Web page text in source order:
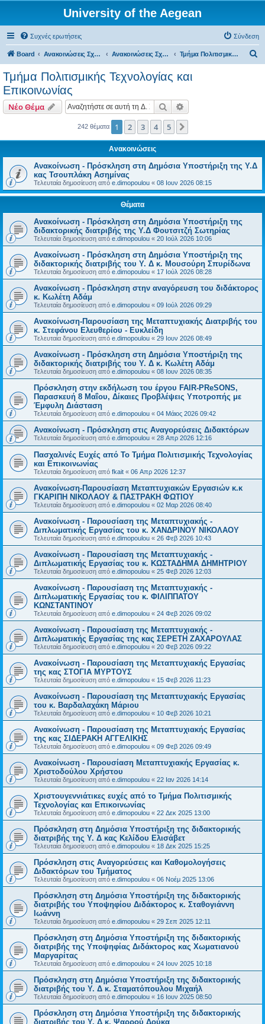
University of the Aegean
Συχνές ερωτήσεις Σύνδεση
Board Ανακοινώσεις Σχολών, Τμημάτων, Συλλόγων & Υπηρεσιών Ανακοινώσεις Σχολών & Τμημάτων (Μυτιλήνη) Τμήμα Πολιτισμικής Τεχνολογίας και Επικοινωνίας
η
Τμήμα Πολιτισμικής Τεχνολογίας και
Επικοινωνίας
Νέο Θέμα Αναζήτηση
242 θέματα 1 2 3 4 5
Ανακοινώσεις
Ανακοίνωση - Πρόσκληση στη Δημόσια Υποστήριξη της Υ.Δ
κας Τσουπλάκη Ασημίνας
Τελευταία δημοσίευση από e.dimopoulou « 08 Ιουν 2026 08:15
Θέματα
Ανακοίνωση - Πρόσκληση στη Δημόσια Υποστήριξη της
διδακτορικής διατριβής της Υ.Δ Φουτσιτζή Σωτηρίας
Τελευταία δημοσίευση από e.dimopoulou « 20 Ιούλ 2026 10:06
Ανακοίνωση - Πρόσκληση στη Δημόσια Υποστήριξη της
διδακτορικής διατριβής του Υ. Δ κ. Μουσούρη Σπυρίδωνα
Τελευταία δημοσίευση από e.dimopoulou « 17 Ιούλ 2026 08:28
Ανακοίνωση - Πρόσκληση στην αναγόρευση του διδάκτορος
κ. Κωλέτη Αδάμ
Τελευταία δημοσίευση από e.dimopoulou « 09 Ιούλ 2026 09:29
Ανακοίνωση-Παρουσίαση της Μεταπτυχιακής Διατριβής του
κ. Στεφάνου Ελευθερίου - Ευκλείδη
Τελευταία δημοσίευση από e.dimopoulou « 29 Ιουν 2026 08:49
Ανακοίνωση - Πρόσκληση στη Δημόσια Υποστήριξη της
διδακτορικής διατριβής του Υ. Δ κ. Κωλέτη Αδάμ
Τελευταία δημοσίευση από e.dimopoulou « 08 Ιουν 2026 08:35
Πρόσκληση στην εκδήλωση του έργου FAIR-PReSONS,
Παρασκευή 8 Μαΐου, Δίκαιες Προβλέψεις Υποτροπής με
Έμφυλη Διάσταση
Τελευταία δημοσίευση από e.dimopoulou « 04 Μάιος 2026 09:42
Ανακοίνωση - Πρόσκληση στις Αναγορεύσεις Διδακτόρων
Τελευταία δημοσίευση από e.dimopoulou « 28 Απρ 2026 12:16
Πασχαλινές Ευχές από Το Τμήμα Πολιτισμικής Τεχνολογίας
και Επικοινωνίας
Τελευταία δημοσίευση από fkait « 06 Απρ 2026 12:37
Ανακοίνωση-Παρουσίαση Μεταπτυχιακών Εργασιών κ.κ
ΓΚΑΡΙΠΗ ΝΙΚΟΛΑΟΥ & ΠΑΣΤΡΑΚΗ ΦΩΤΙΟΥ
Τελευταία δημοσίευση από e.dimopoulou « 02 Μαρ 2026 08:40
Ανακοίνωση - Παρουσίαση της Μεταπτυχιακής -
Διπλωματικής Εργασίας του κ. ΧΑΝΔΡΙΝΟΥ ΝΙΚΟΛΑΟΥ
Τελευταία δημοσίευση από e.dimopoulou « 26 Φεβ 2026 10:43
Ανακοίνωση - Παρουσίαση της Μεταπτυχιακής -
Διπλωματικής Εργασίας του κ. ΚΩΣΤΑΔΗΜΑ ΔΗΜΗΤΡΙΟΥ
Τελευταία δημοσίευση από e.dimopoulou « 25 Φεβ 2026 12:03
Ανακοίνωση - Παρουσίαση της Μεταπτυχιακής -
Διπλωματικής Εργασίας του κ. ΦΙΛΙΠΠΑΤΟΥ
ΚΩΝΣΤΑΝΤΙΝΟΥ
Τελευταία δημοσίευση από e.dimopoulou « 24 Φεβ 2026 09:02
Ανακοίνωση - Παρουσίαση της Μεταπτυχιακής -
Διπλωματικής Εργασίας της κας ΣΕΡΕΤΗ ΖΑΧΑΡΟΥΛΑΣ
Τελευταία δημοσίευση από e.dimopoulou « 20 Φεβ 2026 09:22
Ανακοίνωση - Παρουσίαση της Μεταπτυχιακής Εργασίας
της κας ΣΤΟΓΙΑ ΜΥΡΤΟΥΣ
Τελευταία δημοσίευση από e.dimopoulou « 15 Φεβ 2026 11:23
Ανακοίνωση - Παρουσίαση της Μεταπτυχιακής Εργασίας
του κ. Βαρδαλαχάκη Μάριου
Τελευταία δημοσίευση από e.dimopoulou « 10 Φεβ 2026 10:21
Ανακοίνωση - Παρουσίαση της Μεταπτυχιακής Εργασίας
της κας ΣΙΔΕΡΑΚΗ ΑΓΓΕΛΙΚΗΣ
Τελευταία δημοσίευση από e.dimopoulou « 09 Φεβ 2026 09:49
Ανακοίνωση - Παρουσίαση Μεταπτυχιακής Εργασίας κ.
Χριστοδούλου Χρήστου
Τελευταία δημοσίευση από e.dimopoulou « 22 Ιαν 2026 14:14
Χριστουγεννιάτικες ευχές από το Τμήμα Πολιτισμικής
Τεχνολογίας και Επικοινωνίας
Τελευταία δημοσίευση από e.dimopoulou « 22 Δεκ 2025 13:00
Πρόσκληση στη Δημόσια Υποστήριξη της διδακτορικής
διατριβής της Υ. Δ κας Κελίδου Ελισάβετ
Τελευταία δημοσίευση από e.dimopoulou « 18 Δεκ 2025 15:25
Πρόσκληση στις Αναγορεύσεις και Καθομολογήσεις
Διδακτόρων του Τμήματος
Τελευταία δημοσίευση από e.dimopoulou « 06 Νοέμ 2025 13:06
Πρόσκληση στη Δημόσια Υποστήριξη της διδακτορικής
διατριβής του Υποψηφίου Διδάκτορος κ. Σταθογιάννη
Ιωάννη
Τελευταία δημοσίευση από e.dimopoulou « 29 Σεπ 2025 12:11
Πρόσκληση στη Δημόσια Υποστήριξη της διδακτορικής
διατριβής της Υποψηφίας Διδάκτορος κας Χωματιανού
Μαργαρίτας
Τελευταία δημοσίευση από e.dimopoulou « 24 Ιουν 2025 10:18
Πρόσκληση στη Δημόσια Υποστήριξη της διδακτορικής
διατριβής του Υ. Δ κ. Σταματόπουλου Μιχαήλ
Τελευταία δημοσίευση από e.dimopoulou « 16 Ιουν 2025 08:50
Πρόσκληση στη Δημόσια Υποστήριξη της διδακτορικής
διατριβής του Υ. Δ κ. Ψαρρού Δούκα